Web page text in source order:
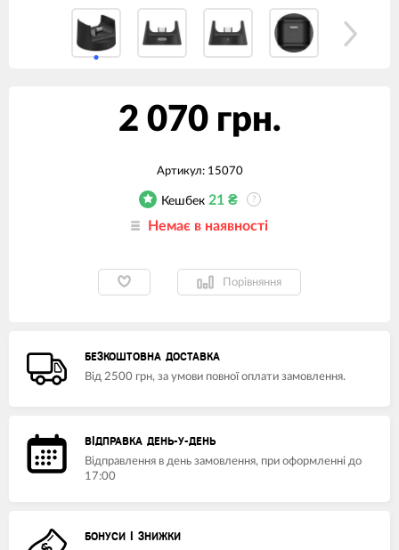
2 070 грн.
Артикул: 15070
Кешбек 21₴ ?
Немає в наявності
Порівняння
БЕЗКОШТОВНА ДОСТАВКА
Від 2500 грн, за умови повної оплати замовлення.
ВІДПРАВКА ДЕНЬ-У-ДЕНЬ
Відправлення в день замовлення, при оформленні до
17:00
БОНУСИ І ЗНИЖКИ